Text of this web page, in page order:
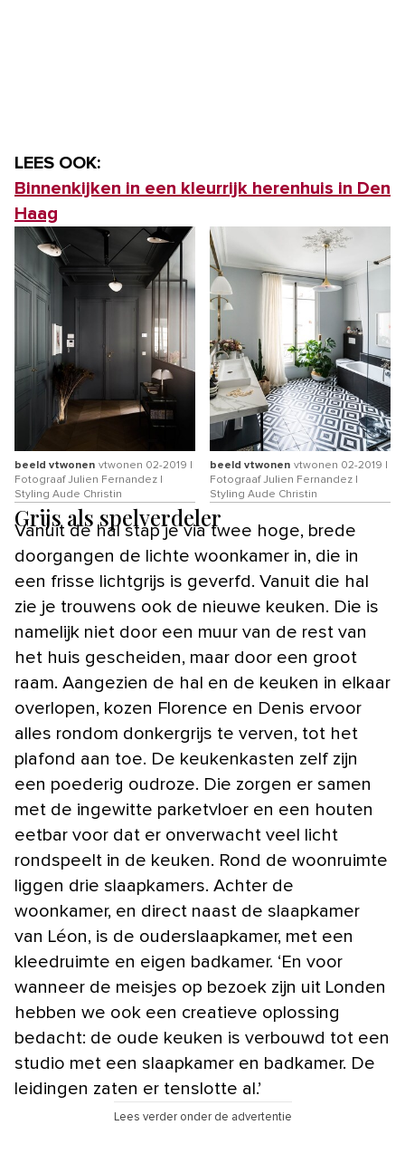
LEES OOK:
Binnenkijken in een kleurrijk herenhuis in Den
Haag
beeld vtwonen vtwonen 02-2019 |
Fotograaf Julien Fernandez |
Styling Aude Christin
beeld vtwonen vtwonen 02-2019 |
Fotograaf Julien Fernandez |
Styling Aude Christin
Grijs als spelverdeler
Vanuit de hal stap je via twee hoge, brede
doorgangen de lichte woonkamer in, die in
een frisse lichtgrijs is geverfd. Vanuit die hal
zie je trouwens ook de nieuwe keuken. Die is
namelijk niet door een muur van de rest van
het huis gescheiden, maar door een groot
raam. Aangezien de hal en de keuken in elkaar
overlopen, kozen Florence en Denis ervoor
alles rondom donkergrijs te verven, tot het
plafond aan toe. De keukenkasten zelf zijn
een poederig oudroze. Die zorgen er samen
met de ingewitte parketvloer en een houten
eetbar voor dat er onverwacht veel licht
rondspeelt in de keuken. Rond de woonruimte
liggen drie slaapkamers. Achter de
woonkamer, en direct naast de slaapkamer
van Léon, is de ouderslaapkamer, met een
kleedruimte en eigen badkamer. ‘En voor
wanneer de meisjes op bezoek zijn uit Londen
hebben we ook een creatieve oplossing
bedacht: de oude keuken is verbouwd tot een
studio met een slaapkamer en badkamer. De
leidingen zaten er tenslotte al.’
Lees verder onder de advertentie